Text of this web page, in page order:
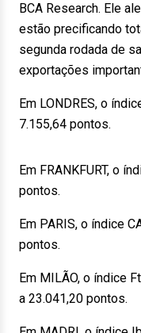
BCA Research. Ele
estão precificando
segunda rodada de
exportações
Em LONDRES, o
7.155,64 pontos.
Em FRANKFURT, o
pontos.
Em PARIS, o índice
pontos.
Em MILÃO, o índice
a 23.041,20 pontos.